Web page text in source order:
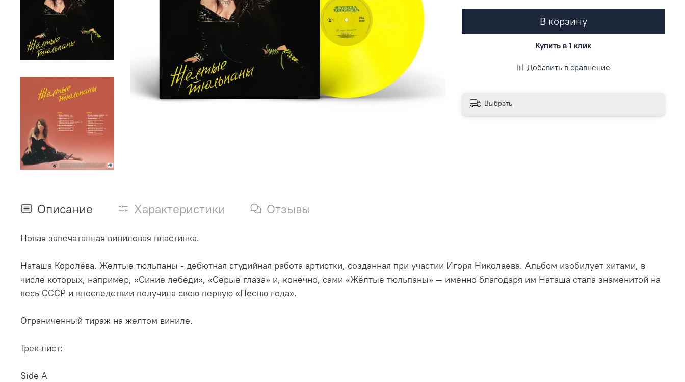
В корзину
Купить в 1 клик
Добавить в сравнение
Выбрать
Описание Характеристики Отзывы
Новая запечатанная виниловая пластинка.
Наташа Королёва. Желтые тюльпаны - дебютная студийная работа артистки, созданная при участии Игоря Николаева. Альбом изобилует хитами, в
числе которых, например, «Синие лебеди», «Серые глаза» и, конечно, сами «Жёлтые тюльпаны» — именно благодаря им Наташа стала знаменитой на
весь СССР и впоследствии получила свою первую «Песню года».
Ограниченный тираж на желтом виниле.
Трек-лист:
Side A